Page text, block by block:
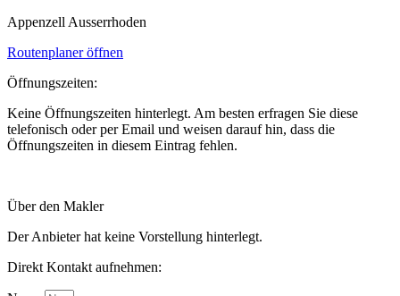
Appenzell Ausserrhoden
Routenplaner öffnen
Öffnungszeiten:
Keine Öffnungszeiten hinterlegt. Am besten erfragen Sie diese
telefonisch oder per Email und weisen darauf hin, dass die
Öffnungszeiten in diesem Eintrag fehlen.
Über den Makler
Der Anbieter hat keine Vorstellung hinterlegt.
Direkt Kontakt aufnehmen: